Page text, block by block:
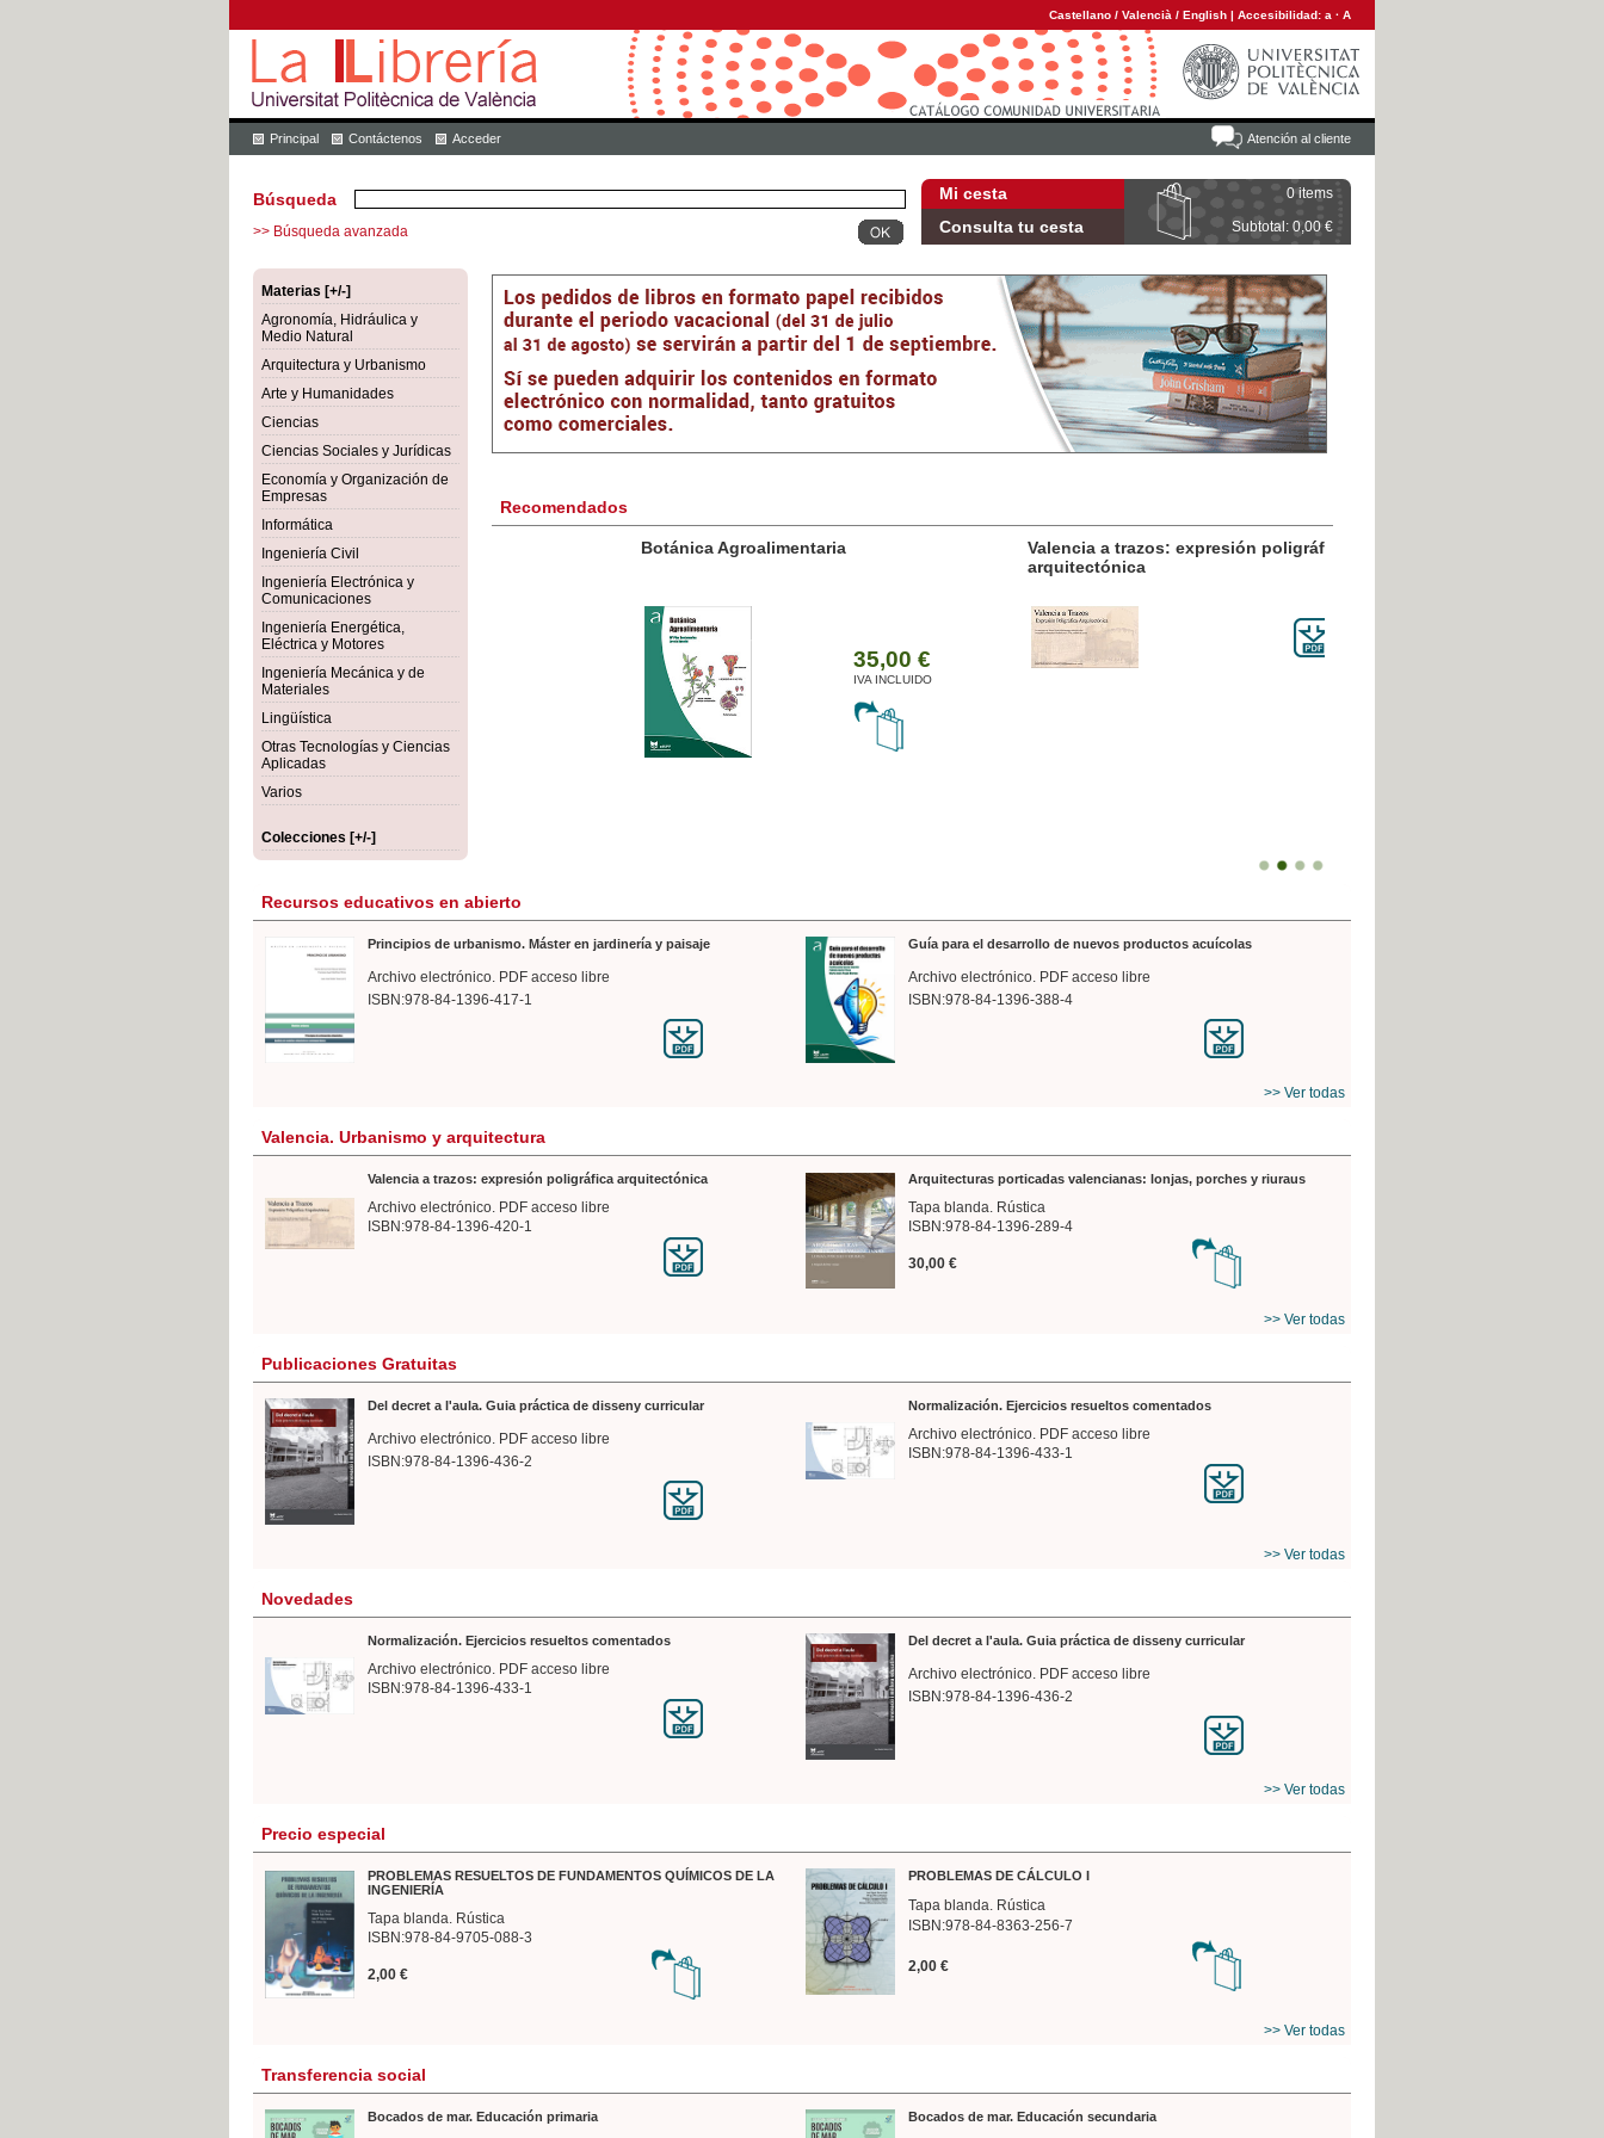
Castellano / Valencià / English | Accesibilidad: a · A
Atención al cliente
Principal Contáctenos Acceder
Mi cesta 0 items
Consulta tu cesta Subtotal: 0,00 €
Búsqueda
>> Búsqueda avanzada
Materias [+/-]
Agronomía, Hidráulica y
Medio Natural
Arquitectura y Urbanismo
Arte y Humanidades
Ciencias
Ciencias Sociales y Jurídicas
Economía y Organización de
Empresas
Informática
Ingeniería Civil
Ingeniería Electrónica y
Comunicaciones
Ingeniería Energética,
Eléctrica y Motores
Ingeniería Mecánica y de
Materiales
Lingüística
Otras Tecnologías y Ciencias
Aplicadas
Varios
Colecciones [+/-]
Recomendados
Botánica Agroalimentaria
35,00 €
IVA INCLUIDO
Valencia a trazos: expresión poligráfica
Recursos educativos en abierto
Principios de urbanismo. Máster en jardinería y paisaje
Archivo electrónico. PDF acceso libre
ISBN:978-84-1396-417-1
Guía para el desarrollo de nuevos productos acuícolas
Archivo electrónico. PDF acceso libre
ISBN:978-84-1396-388-4
>> Ver todas
Valencia. Urbanismo y arquitectura
Valencia a trazos: expresión poligráfica arquitectónica
Archivo electrónico. PDF acceso libre
ISBN:978-84-1396-420-1
Arquitecturas porticadas valencianas: lonjas, porches y riuraus
Tapa blanda. Rústica
ISBN:978-84-1396-289-4
30,00 €
>> Ver todas
Publicaciones Gratuitas
Del decret a l'aula. Guia práctica de disseny curricular
Archivo electrónico. PDF acceso libre
ISBN:978-84-1396-436-2
Normalización. Ejercicios resueltos comentados
Archivo electrónico. PDF acceso libre
ISBN:978-84-1396-433-1
>> Ver todas
Novedades
Normalización. Ejercicios resueltos comentados
Archivo electrónico. PDF acceso libre
ISBN:978-84-1396-433-1
Del decret a l'aula. Guia práctica de disseny curricular
Archivo electrónico. PDF acceso libre
ISBN:978-84-1396-436-2
>> Ver todas
Precio especial
PROBLEMAS RESUELTOS DE FUNDAMENTOS QUÍMICOS DE LA
INGENIERÍA
Tapa blanda. Rústica
ISBN:978-84-9705-088-3
2,00 €
PROBLEMAS DE CÁLCULO I
Tapa blanda. Rústica
ISBN:978-84-8363-256-7
2,00 €
>> Ver todas
Transferencia social
Bocados de mar. Educación primaria Bocados de mar. Educación secundaria